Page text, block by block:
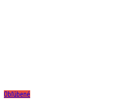
Obľúbené